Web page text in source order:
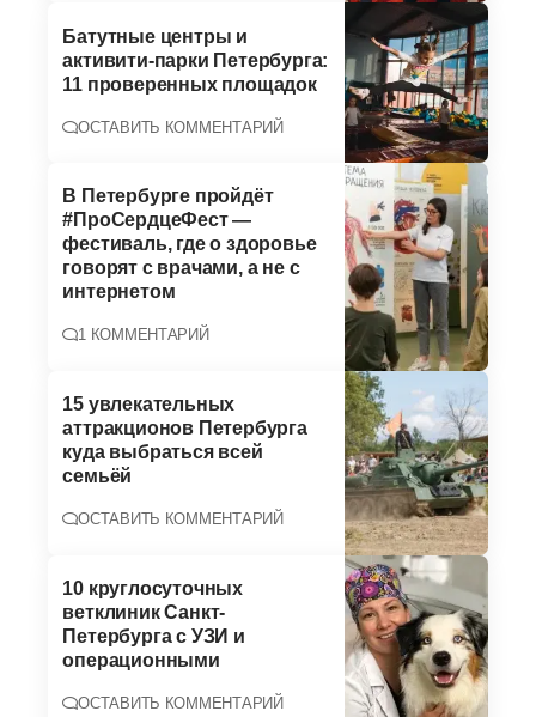
Батутные центры и
активити-парки Петербурга:
11 проверенных площадок
ОСТАВИТЬ КОММЕНТАРИЙ
В Петербурге пройдёт
#ПроСердцеФест —
фестиваль, где о здоровье
говорят с врачами, а не с
интернетом
1 КОММЕНТАРИЙ
15 увлекательных
аттракционов Петербурга
куда выбраться всей
семьёй
ОСТАВИТЬ КОММЕНТАРИЙ
10 круглосуточных
ветклиник Санкт-
Петербурга с УЗИ и
операционными
ОСТАВИТЬ КОММЕНТАРИЙ